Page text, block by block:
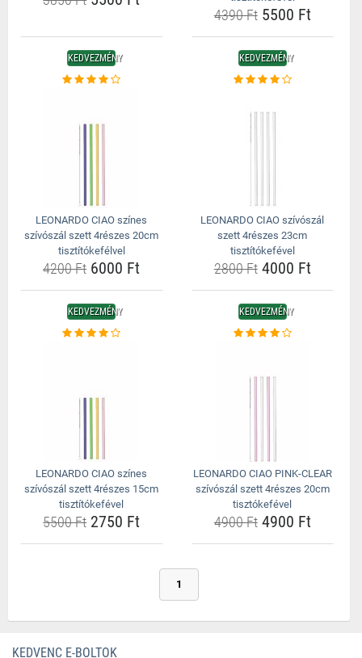
4390 Ft5500 Ft
KEDVEZMÉNY
LEONARDO CIAO színes
szívószál szett 4részes 20cm
tisztítókefélvel
4200 Ft6000 Ft
KEDVEZMÉNY
LEONARDO CIAO szívószál
szett 4részes 23cm
tisztítókefével
2800 Ft4000 Ft
KEDVEZMÉNY
LEONARDO CIAO színes
szívószál szett 4részes 15cm
tisztítókefével
5500 Ft2750 Ft
KEDVEZMÉNY
LEONARDO CIAO PINK-CLEAR
szívószál szett 4részes 20cm
tisztókefével
4900 Ft4900 Ft
1
KEDVENC E-BOLTOK